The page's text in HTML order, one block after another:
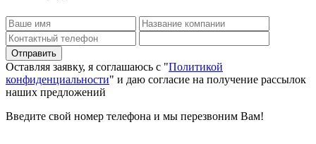
Оставляя заявку, я соглашаюсь с "Политикой
конфиденциальности" и даю согласие на получение рассылок
наших предложений
Введите свой номер телефона и мы перезвоним Вам!